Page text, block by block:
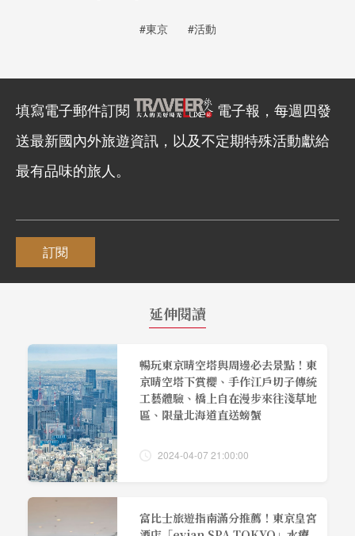
#東京 #活動
填寫電子郵件訂閱
電子報，每週四發
送最新國內外旅遊資訊，以及不定期特殊活動獻給
最有品味的旅人。
訂閱
延伸閱讀
暢玩東京晴空塔與周邊必去景點！東
京晴空塔下賞櫻、手作江戶切子傳統
工藝體驗、橋上自在漫步來往淺草地
區、限量北海道直送螃蟹
2024-04-07 21:00:00
富比士旅遊指南滿分推薦！東京皇宮